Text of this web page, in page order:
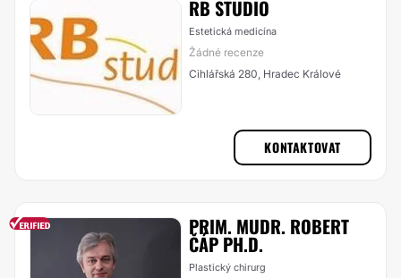
RB STUDIO
Estetická medicína
Žádné recenze
Cihlářská 280, Hradec Králové
KONTAKTOVAT
PRIM. MUDR. ROBERT
ČÁP PH.D.
Plastický chirurg